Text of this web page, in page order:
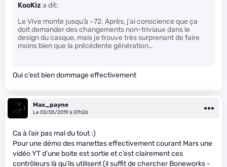
KooKiz a dit:
Le Vive monte jusqu’à ~72. Après, j’ai conscience que ça
doit demander des changements non-triviaux dans le
design du casque, mais je trouve très surprenant de faire
moins bien que la précédente génération…
Oui c’est bien dommage effectivement
Max_payne
Le 03/05/2019 à 07h26
Ca à l’air pas mal du tout :)
Pour une démo des manettes effectivement courant Mars une
vidéo YT d’une boite est sortie et c’est clairement ces
contrôleurs là qu’ils utilisent (il suffit de chercher Boneworks -